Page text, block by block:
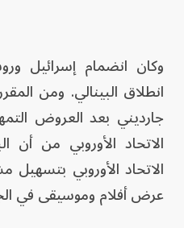
وكان انضمام إسرائيل
انطلاق البينالي. ومن
جارديني بعد العروض
الاتحاد الأوروبي من أن
الاتحاد الأوروبي
عرض أفلام وموسيقى في